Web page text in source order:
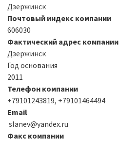
Дзержинск
Почтовый индекс компании
606030
Фактический адрес компании
Дзержинск
Год основания
2011
Телефон компании
+79101243819, +79101464494
Email
slanev@yandex.ru
Факс компании